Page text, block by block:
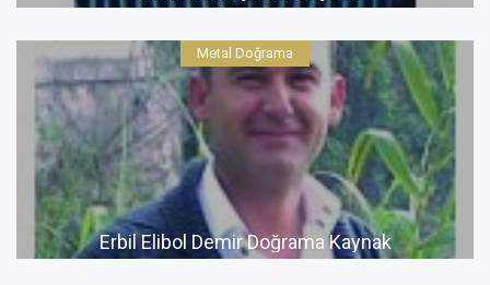
Erbil Elibol Demir Doğrama Kaynak
Metal Doğrama